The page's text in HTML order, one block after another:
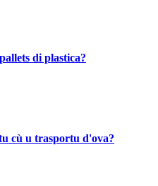
di plastica?
cù u trasportu d'ova?